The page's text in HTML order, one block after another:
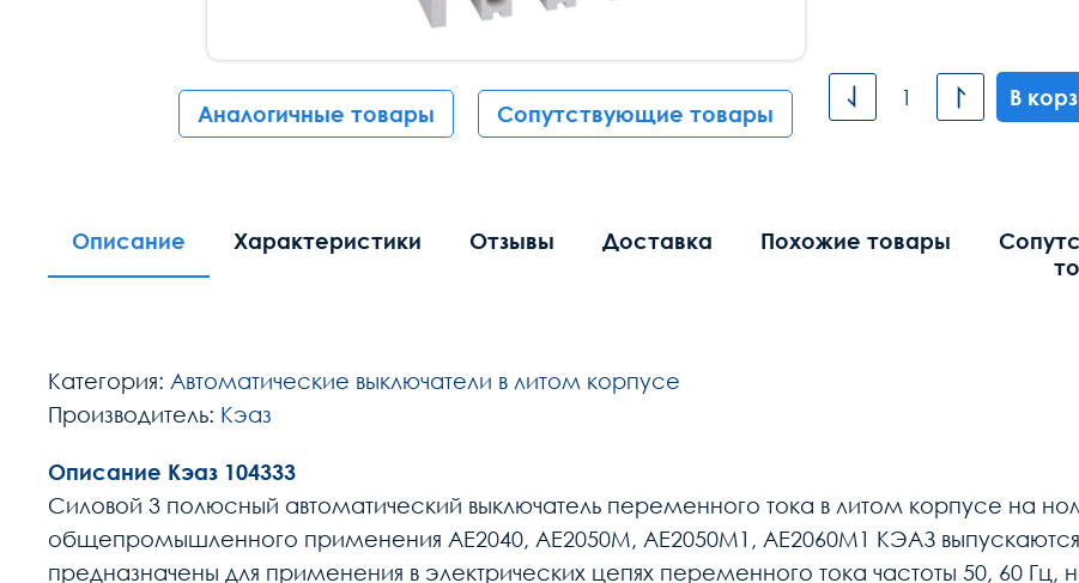
Аналогичные товары Сопутствующие товары
В
Описание Характеристики Отзывы Доставка Похожие товары
Категория: Автоматические выключатели в литом корпусе
Производитель: Кэаз
Описание Кэаз 104333
Силовой 3 полюсный автоматический выключатель переменного тока в литом корпусе на
общепромышленного применения АЕ2040, АЕ2050М, АЕ2050М1, АЕ2060М1 КЭАЗ
предназначены для применения в электрических цепях переменного тока частоты 50, 60